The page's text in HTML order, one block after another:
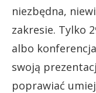
niezbędna,
zakresie. Tylko
albo
swoją
poprawiać